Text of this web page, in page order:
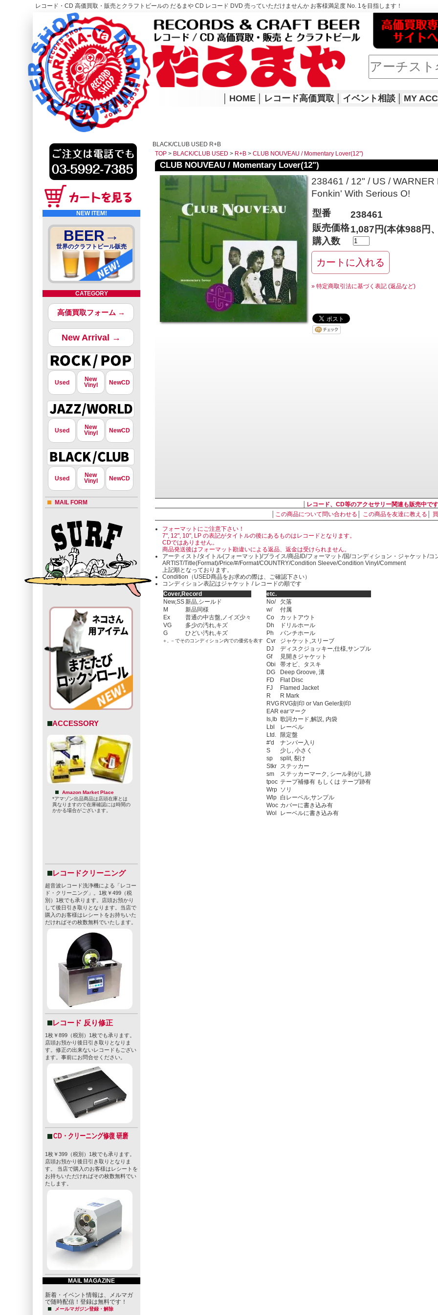
レコード・CD 高価買取・販売とクラフトビールの だるまや CD レコード DVD 売っていただけませんか お客様満足度 No. 1を目指します！
レコード高価買取はこちら
HOME
HOME レコード高価買取 イベント相談 MY
NEW ITEM!
BEER→
世界のクラフトビール販売
CATEGORY
高価買取フォーム →
New Arrival →
Used
New
Vinyl
NewCD
Used
New
Vinyl
NewCD
Used
New
Vinyl
NewCD
MAIL FORM
ACCESSORY
Amazon Market Place
*アマゾン出品商品は店頭在庫とは
異なりますので在庫確認には時間の
かかる場合がございます。
レコードクリーニング
超音波レコード洗浄機による「レコー
ド・クリーニング」。1枚￥499（税
別）1枚でも承ります。店頭お預かり
して後日引き取りとなります。当店で
購入のお客様はレシートをお持ちいた
だければその枚数無料でいたします。
レコード 反り修正
1枚￥899（税別）1枚でも承ります。
店頭お預かり後日引き取りとなりま
す。修正の出来ないレコードもござい
ます。事前にお問合せください。
CD・クリーニング修復 研磨
1枚￥399（税別）1枚でも承ります。
店頭お預かり後日引き取りとなりま
す。 当店で購入のお客様はレシートを
お持ちいただければその枚数無料でい
たします。
MAIL MAGAZINE
新着・イベント情報は、メルマガ
で随時配信！登録は無料です！
メールマガジン登録・解除
BLACK/CLUB USED R+B
TOP > BLACK/CLUB USED > R+B > CLUB NOUVEAU / Momentary Lover(12")
CLUB NOUVEAU / Momentary Lover(12")
238461 / 12" / US /
Fonkin' With Serious O!
型番
238461
販売価格1,087円(本体988円
購入数
» 特定商取引法に基づく表記 (返品など)
レコード、CD等のアクセサリー関連も販売中です
この商品について問い合わせる この商品を友達に教える
フォーマットにご注意下さい！
7", 12", 10", LP の表記がタイトルの後にあるものはレコードとなります。
CDではありません。
商品発送後はフォーマット勘違いによる返品、返金は受けられません。
アーティスト/タイトル(フォーマット)/プライス/商品ID/フォーマット/国/コンディション・ジャケット/コ
ARTIST/Title(Format)/Price/#/Format/COUNTRY/Condition Sleeve/Condition Vinyl/Comment
上記順となっております。
Condition（USED商品をお求めの際は、ご確認下さい）
コンディション表記はジャケット / レコードの順です
Cover,Record
New,SS新品,シールド
M
新品同様
Ex
普通の中古盤,ノイズ少々
VG
多少の汚れ,キズ
G
ひどい汚れ,キズ
＋, －でそのコンディション内での優劣を表す
etc.
No/
欠落
w/
付属
Co
カットアウト
Dh
ドリルホール
Ph
パンチホール
Cvr
ジャケット,スリーブ
DJ
ディスクジョッキー,仕様,サンプル
Gf
見開きジャケット
Obi
帯オビ、タスキ
DG
Deep Groove, 溝
FD
Flat Disc
FJ
Flamed Jacket
R
R Mark
RVG RVG刻印 or Van Geler刻印
EAR earマーク
Is,Ib 歌詞カード,解説, 内袋
Lbl
レーベル
Ltd.
限定盤
#'d
ナンバー入り
S
少し, 小さく
sp
split, 裂け
Stkr ステッカー
sm
ステッカーマーク, シール剥がし跡
tpoc テープ補修有 もしくは テープ跡有
Wrp ソリ
Wlp 白レーベル,サンプル
Woc カバーに書き込み有
Wol
レーベルに書き込み有